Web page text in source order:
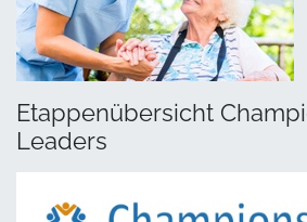
Etappenübersicht
Leaders